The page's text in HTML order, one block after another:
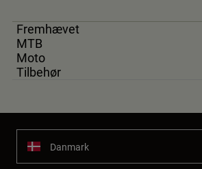
Fremhævet
MTB
Moto
Tilbehør
Danmark